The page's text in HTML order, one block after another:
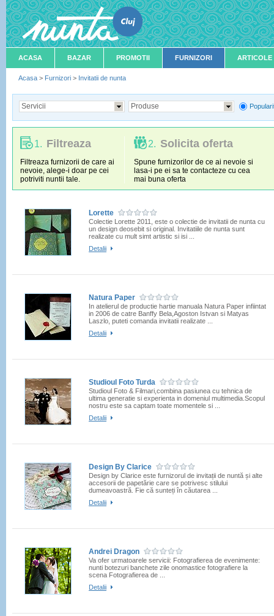
ACASA BAZAR PROMOTII FURNIZORI ARTICOLE
Acasa > Furnizori > Invitatii de nunta
Servicii Produse
1. Filtreaza
Filtreaza furnizorii de care ai
nevoie, alege-i doar pe cei
potriviti nuntii tale.
2. Solicita oferta
Spune furnizorilor de ce ai nevoie si
lasa-i pe ei sa te contacteze cu cea
mai buna oferta
Lorette
Colectie Lorette 2011, este o colectie de invitatii de nunta cu
un design deosebit si original. Invitatiile de nunta sunt
realizate cu mult simt artistic si isi ...
Detalii
Natura Paper
In atelierul de productie hartie manuala Natura Paper infiintat
in 2006 de catre Banffy Bela,Agoston Istvan si Matyas
Laszlo, puteti comanda invitatii realizate ...
Detalii
Studioul Foto Turda
Studioul Foto & Filmari,combina pasiunea cu tehnica de
ultima generatie si experienta in domeniul multimedia.Scopul
nostru este sa captam toate momentele si ...
Detalii
Design By Clarice
Design by Clarice este furnizorul de invitații de nuntă și alte
accesorii de papetărie care se potrivesc stilului
dumeavoastră. Fie că sunteți în căutarea ...
Detalii
Andrei Dragon
Va ofer urmatoarele servicii: Fotografierea de evenimente:
nunti botezuri banchete zile onomastice fotografiere la
scena Fotografierea de ...
Detalii